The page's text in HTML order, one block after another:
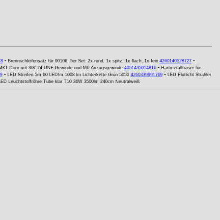
- Brennschleifensatz für 90106, 5er Set: 2x rund, 1x spitz, 1x flach, 1x fein 4260140528727-
Dorn mit 3/8'-24 UNF Gewinde und M6 Anzugsgewinde 4051435014816- Hartmetallfräser für
- LED Streifen 5m 60 LED/m 1008 lm Lichterkette Grün 5050 4260339991769- LED Flutlicht Strahler
Leuchtstoffröhre Tube klar T10 36W 3500lm 240cm Neutralweiß